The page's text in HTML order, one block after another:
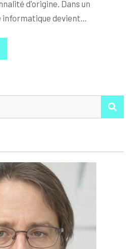
d'origine. Dans un
devient…